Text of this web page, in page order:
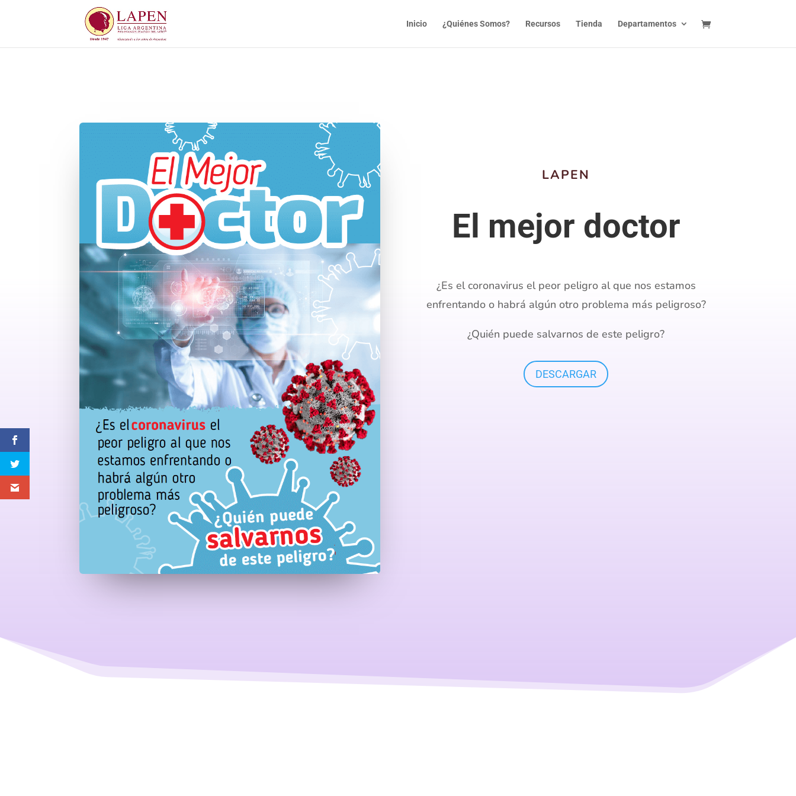
Inicio ¿Quiénes Somos? Recursos Tienda Departamentos
LAPEN
El mejor doctor
¿Es elcoronavirus el peor peligro al que nos estamos
enfrentando o habrá algún otro problema más peligroso?
¿Quién puede salvarnos de este peligro?
DESCARGAR